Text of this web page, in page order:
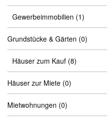
Gewerbeimmobilien (1)
Grundstücke & Gärten (0)
Häuser zum Kauf (8)
Häuser zur Miete (0)
Mietwohnungen (0)